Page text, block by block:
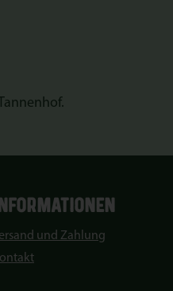
INFORMATIONEN
und Zahlung